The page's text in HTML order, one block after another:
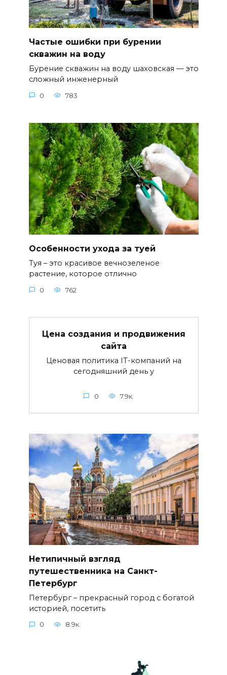
Частые ошибки при бурении
скважин на воду
Бурение скважин на воду шаховская — это
сложный инженерный
0 783
Особенности ухода за туей
Туя – это красивое вечнозеленое
растение, которое отлично
0 762
Цена создания и продвижения
сайта
Ценовая политика IT-компаний на
сегодняшний день у
0 7.9к.
Нетипичный взгляд
путешественника на Санкт-
Петербург
Петербург – прекрасный город с богатой
историей, посетить
0 8.9к.